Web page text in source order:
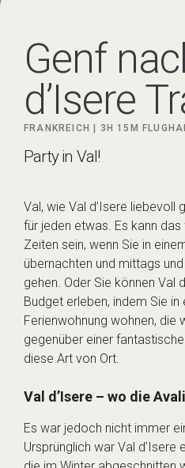
Genf
d’Isere
FRANKREICH | 3H 15M
Party in Val!
Val, wie Val d’Isere liebevoll
für jeden etwas. Es kann
Zeiten sein, wenn Sie in
übernachten und mittags
gehen. Oder Sie können Val
Budget erleben, indem Sie in
Ferienwohnung wohnen, die
gegenüber einer
diese Art von Ort.
Val d’Isere – wo die
Es war jedoch nicht immer
Ursprünglich war Val d’Isere